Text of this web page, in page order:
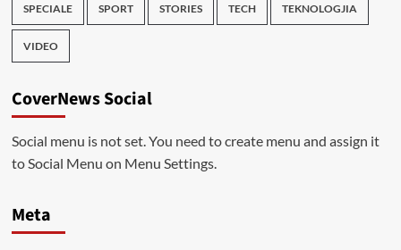
SPECIALE SPORT STORIES TECH TEKNOLOGJIA
VIDEO
CoverNews Social
Social menu is not set. You need to create menu and assign it
to Social Menu on Menu Settings.
Meta